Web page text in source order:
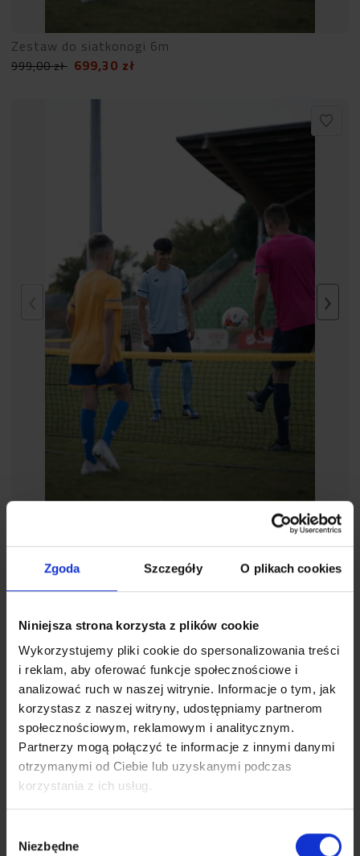
Zgoda Szczegóły O plikach cookies
Niniejsza strona korzysta z plików cookie
Wykorzystujemy pliki cookie do spersonalizowania treści
i reklam, aby oferować funkcje społecznościowe i
analizować ruch w naszej witrynie. Informacje o tym, jak
korzystasz z naszej witryny, udostępniamy partnerom
społecznościowym, reklamowym i analitycznym.
Partnerzy mogą połączyć te informacje z innymi danymi
otrzymanymi od Ciebie lub uzyskanymi podczas
korzystania z ich usług.
zgody
Niezbędne
Zestaw do siatkonogi 6m
999,00zł 699,30 zł